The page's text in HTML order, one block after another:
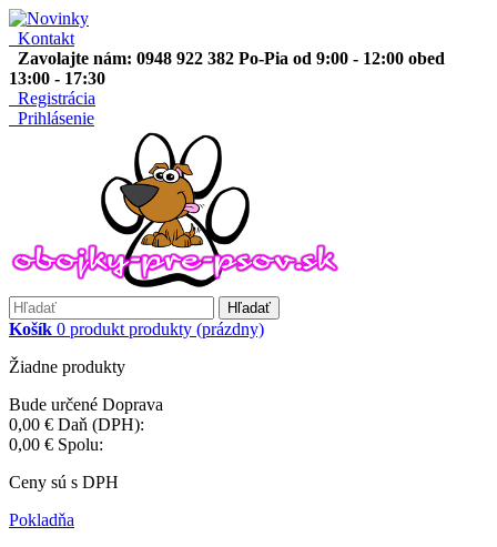
Kontakt
Zavolajte nám: 0948 922 382 Po-Pia od 9:00 - 12:00 obed
13:00 - 17:30
Registrácia
Prihlásenie
Hľadať
Košík 0 produkt produkty (prázdny)
Žiadne produkty
Bude určené Doprava
0,00 € Daň (DPH):
0,00 € Spolu:
Ceny sú s DPH
Pokladňa